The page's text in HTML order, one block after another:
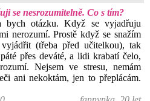
se nesrozumitelně. Co s tím?
bych otázku. Když se vyjadřuju
nerozumí. Prostě když se snažím
(třeba před učitelkou), tak
přes deváté, a lidi krabatí čelo,
Nejsem ve stresu, nemám
ani nekoktám, jen to přeplácám.